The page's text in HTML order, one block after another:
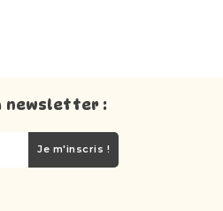
newsletter :
Je m'inscris !